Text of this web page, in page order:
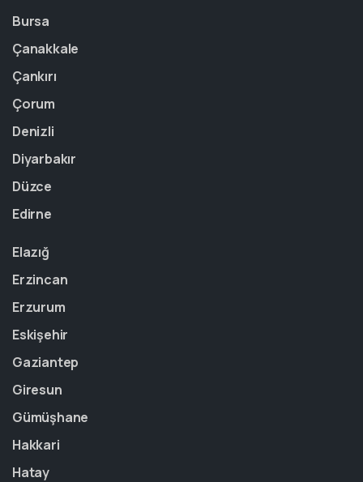
Bursa
Çanakkale
Çankırı
Çorum
Denizli
Diyarbakır
Düzce
Edirne
Elazığ
Erzincan
Erzurum
Eskişehir
Gaziantep
Giresun
Gümüşhane
Hakkari
Hatay